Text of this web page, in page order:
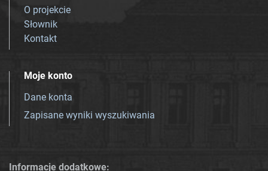
O projekcie
Słownik
Kontakt
Moje konto
Dane konta
Zapisane wyniki wyszukiwania
Informacje dodatkowe: